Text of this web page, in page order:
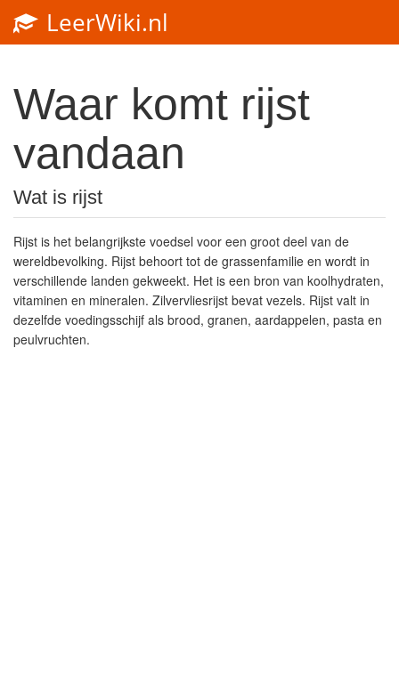
LeerWiki.nl
Waar komt rijst
vandaan
Wat is rijst
Rijst is het belangrijkste voedsel voor een groot deel van de
wereldbevolking. Rijst behoort tot de grassenfamilie en wordt in
verschillende landen gekweekt. Het is een bron van koolhydraten,
vitaminen en mineralen. Zilvervliesrijst bevat vezels. Rijst valt in
dezelfde voedingsschijf als brood, granen, aardappelen, pasta en
peulvruchten.